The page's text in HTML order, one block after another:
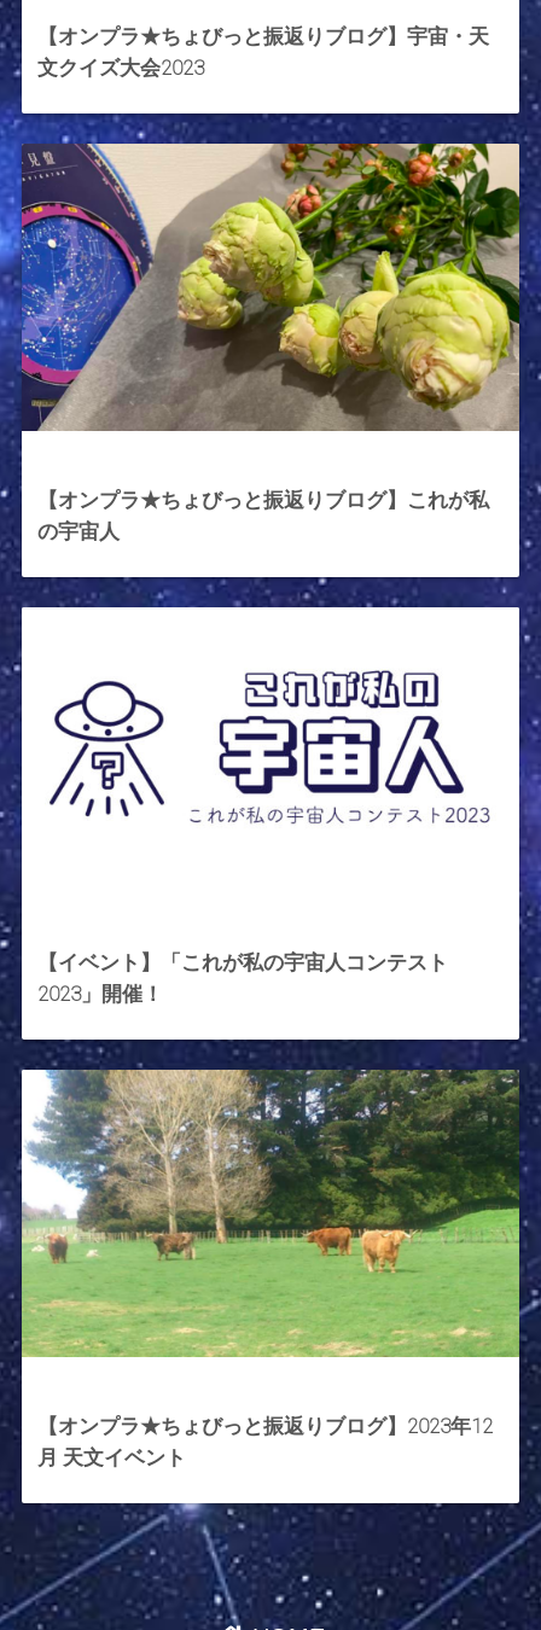
【オンプラ★ちょびっと振返りブログ】宇宙・天
文クイズ大会2023
【オンプラ★ちょびっと振返りブログ】これが私
の宇宙人
【イベント】「これが私の宇宙人コンテスト
2023」開催！
【オンプラ★ちょびっと振返りブログ】2023年12
月 天文イベント